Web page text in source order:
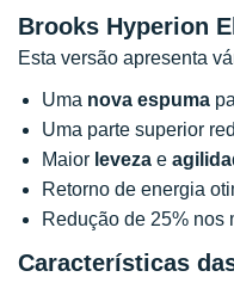
Brooks Hyperion
Esta versão apresenta
Uma nova espuma
Uma parte superior
Maior leveza e
Retorno de energia
Redução de 25% nos
Características